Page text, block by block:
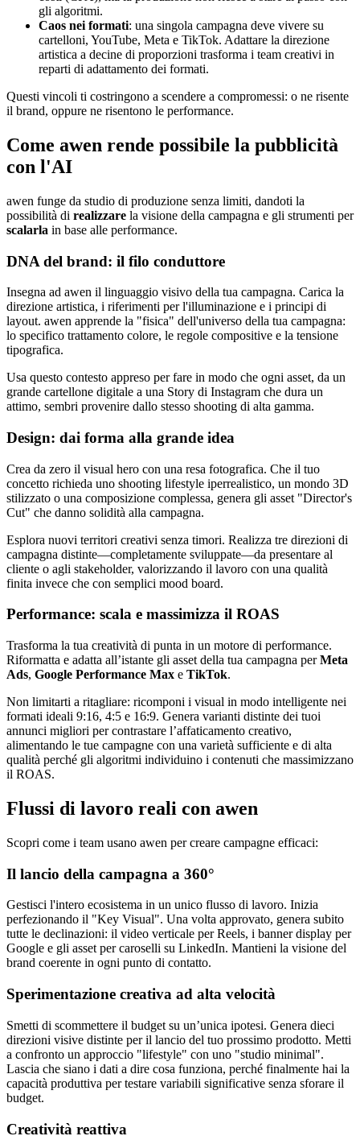
gli algoritmi.
Caos nei formati: una singola campagna deve vivere su
cartelloni, YouTube, Meta e TikTok. Adattare la direzione
artistica a decine di proporzioni trasforma i team creativi in
reparti di adattamento dei formati.
Questi vincoli ti costringono a scendere a compromessi: o ne risente
il brand, oppure ne risentono le performance.
Come awen rende possibile la pubblicità
con l'AI
awen funge da studio di produzione senza limiti, dandoti la
possibilità di realizzare la visione della campagna e gli strumenti per
scalarla in base alle performance.
DNA del brand: il filo conduttore
Insegna ad awen il linguaggio visivo della tua campagna. Carica la
direzione artistica, i riferimenti per l'illuminazione e i principi di
layout. awen apprende la "fisica" dell'universo della tua campagna:
lo specifico trattamento colore, le regole compositive e la tensione
tipografica.
Usa questo contesto appreso per fare in modo che ogni asset, da un
grande cartellone digitale a una Story di Instagram che dura un
attimo, sembri provenire dallo stesso shooting di alta gamma.
Design: dai forma alla grande idea
Crea da zero il visual hero con una resa fotografica. Che il tuo
concetto richieda uno shooting lifestyle iperrealistico, un mondo 3D
stilizzato o una composizione complessa, genera gli asset "Director's
Cut" che danno solidità alla campagna.
Esplora nuovi territori creativi senza timori. Realizza tre direzioni di
campagna distinte—completamente sviluppate—da presentare al
cliente o agli stakeholder, valorizzando il lavoro con una qualità
finita invece che con semplici mood board.
Performance: scala e massimizza il ROAS
Trasforma la tua creatività di punta in un motore di performance.
Riformatta e adatta all’istante gli asset della tua campagna perMeta
Ads, Google Performance Max e TikTok.
Non limitarti a ritagliare: ricomponi i visual in modo intelligente nei
formati ideali 9:16, 4:5 e 16:9. Genera varianti distinte dei tuoi
annunci migliori per contrastare l’affaticamento creativo,
alimentando le tue campagne con una varietà sufficiente e di alta
qualità perché gli algoritmi individuino i contenuti che massimizzano
il ROAS.
Flussi di lavoro reali con awen
Scopri come i team usano awen per creare campagne efficaci:
Il lancio della campagna a 360°
Gestisci l'intero ecosistema in un unico flusso di lavoro. Inizia
perfezionando il "Key Visual". Una volta approvato, genera subito
tutte le declinazioni: il video verticale per Reels, i banner display per
Google e gli asset per caroselli su LinkedIn. Mantieni la visione del
brand coerente in ogni punto di contatto.
Sperimentazione creativa ad alta velocità
Smetti di scommettere il budget su un’unica ipotesi. Genera dieci
direzioni visive distinte per il lancio del tuo prossimo prodotto. Metti
a confronto un approccio "lifestyle" con uno "studio minimal".
Lascia che siano i dati a dire cosa funziona, perché finalmente hai la
capacità produttiva per testare variabili significative senza sforare il
budget.
Creatività reattiva